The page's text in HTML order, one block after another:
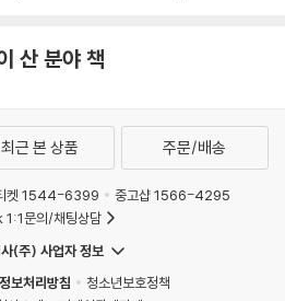
진
미
살펴본다. 그것은 암호화된 콘텐츠를
섬웨어, 해커의 시대에서 디지털 자산은
화로 인해 정보의 불법 복제와의 끊임없
산 분야 책
최근 본 상품 주문/배송
켓 1544-6399
중고샵 1566-4295
문의/채팅상담
(주) 사업자 정보
보처리방침
청소년보호정책